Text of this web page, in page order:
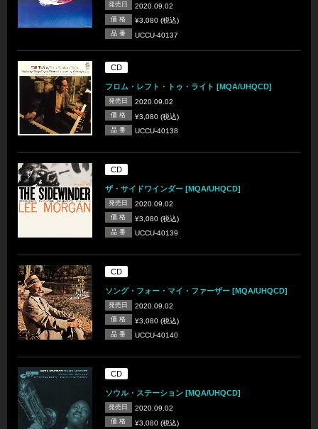
発売日 2020.09.02
価 格 ¥3,080 (税込)
品 番 UCCU-40137
CD
フロム・レフト・トゥ・ライト [MQA/UHQCD]
発売日 2020.09.02
価 格 ¥3,080 (税込)
品 番 UCCU-40138
CD
ザ・サイドワインダー [MQA/UHQCD]
発売日 2020.09.02
価 格 ¥3,080 (税込)
品 番 UCCU-40139
CD
ソング・フォー・マイ・ファーザー [MQA/UHQCD]
発売日 2020.09.02
価 格 ¥3,080 (税込)
品 番 UCCU-40140
CD
ソウル・ステーション [MQA/UHQCD]
発売日 2020.09.02
価 格 ¥3,080 (税込)